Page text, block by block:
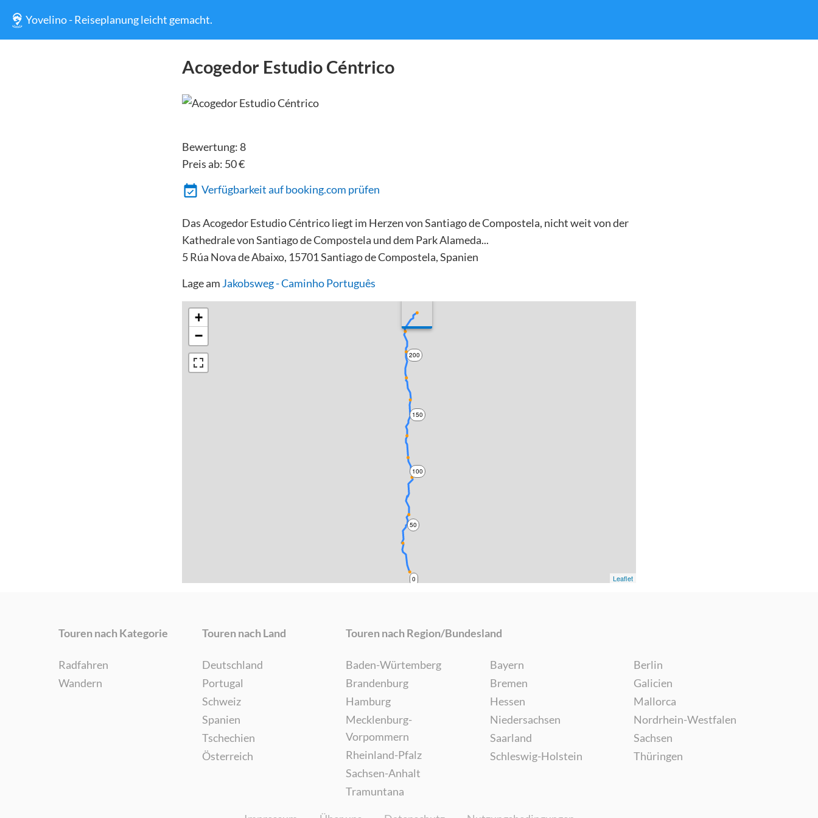
Yovelino - Reiseplanung leicht gemacht.
Acogedor Estudio Céntrico
Bewertung: 8
Preis ab: 50€
Verfügbarkeit auf booking.com prüfen
Das Acogedor Estudio Céntrico liegt im Herzen von Santiago de Compostela, nicht weit von der
Kathedrale von Santiago de Compostela und dem Park Alameda...
5 Rúa Nova de Abaixo, 15701 Santiago de Compostela, Spanien
Lage am Jakobsweg - Caminho Português
0
50
100
150
200
+
−
Leaflet
Touren nach Kategorie
Radfahren
Wandern
Touren nach Land
Deutschland
Portugal
Schweiz
Spanien
Tschechien
Österreich
Touren nach Region/Bundesland
Baden-Würtemberg
Brandenburg
Hamburg
Mecklenburg-
Vorpommern
Rheinland-Pfalz
Sachsen-Anhalt
Tramuntana
Bayern
Bremen
Hessen
Niedersachsen
Saarland
Schleswig-Holstein
Berlin
Galicien
Mallorca
Nordrhein-Westfalen
Sachsen
Thüringen